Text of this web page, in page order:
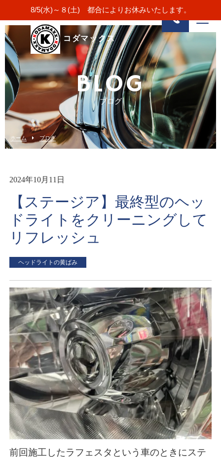
8/5(水)～８(土) 都合によりお休みいたします。
コダマックス
BLOG
ブログ
ホーム ブログ
2024年10月11日
【ステージア】最終型のヘッ
ドライトをクリーニングして
リフレッシュ
ヘッドライトの黄ばみ
前回施工したラフェスタという車のときにステ